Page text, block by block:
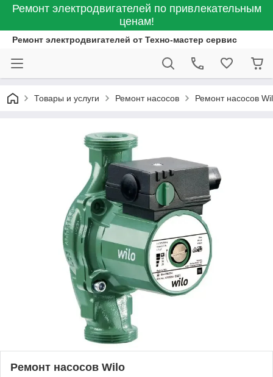
Ремонт электродвигателей по привлекательным
ценам!
Ремонт электродвигателей от Техно-мастер сервис
Товары и услуги Ремонт насосов Ремонт насосов
Ремонт насосов Wilo